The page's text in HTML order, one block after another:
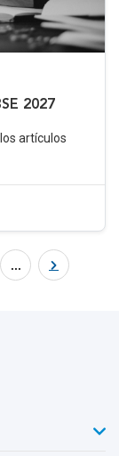
2027
artículos
...